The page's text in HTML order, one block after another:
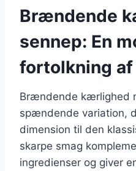
Brændende
sennep: En
fortolkning
Brændende kærlighed
spændende variation,
dimension til den
skarpe smag
ingredienser og giver